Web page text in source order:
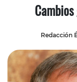
Redacción